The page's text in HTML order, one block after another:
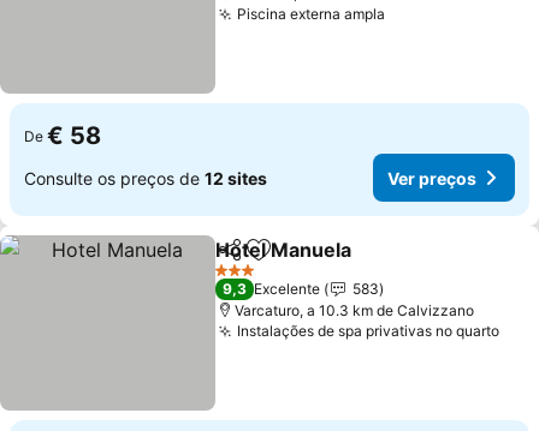
Piscina externa ampla
De € 58
Consulte os preços de 12 sites Ver preços
PartilharAdicionar aos favoritos
Hotel Manuela
3 Estrelas
9,3 Excelente
583
Varcaturo, a 10.3 km de Calvizzano
Instalações de spa privativas no quarto